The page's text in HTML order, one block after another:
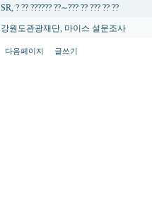
SR, ? ?? ?????? ??∼??? ?? ??? ?? ??
강원도관광재단, 마이스 설문조사
다음페이지 글쓰기